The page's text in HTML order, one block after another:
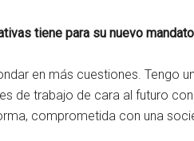
tiene para su nuevo
en más cuestiones. Tengo
de trabajo de cara al futuro
comprometida con una